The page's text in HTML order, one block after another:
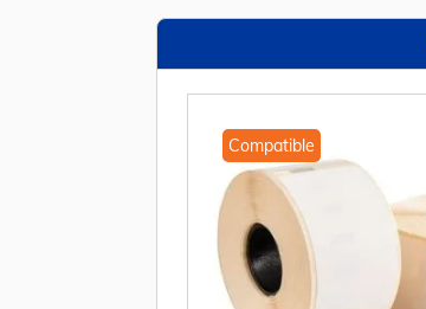
Compatible